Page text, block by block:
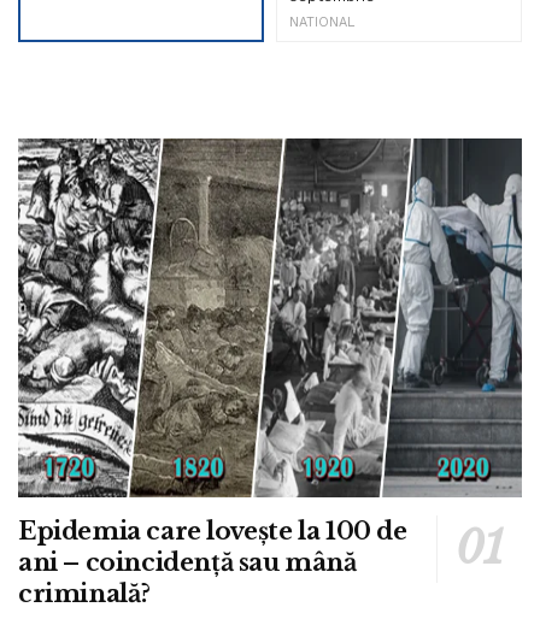
NATIONAL
Epidemia care lovește la 100 de
ani – coincidență sau mână
criminală?